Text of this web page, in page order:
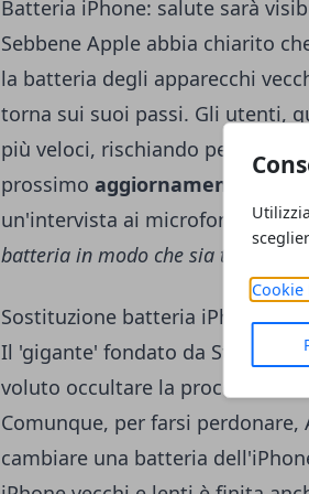
Cookie
Batteria iPhone: salute sarà
Sebbene Apple abbia chiarito
la batteria degli apparecchi
torna sui suoi passi. Gli utenti,
più veloci, rischiando però
prossimo aggiornamento
un'intervista ai microfoni Abc
batteria in modo che sia tutto più
Sostituzione batteria iPhone a
Il 'gigante' fondato da Steve
voluto occultare la procedura.
Comunque, per farsi
cambiare una batteria